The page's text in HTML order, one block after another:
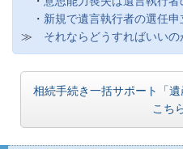
・ 新規で遺言執行者の選任
≫ それならどうすればいいの
相続手続き一括サポート「
こち